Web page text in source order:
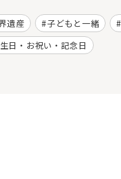
遺産 子どもと一緒
日・お祝い・記念日